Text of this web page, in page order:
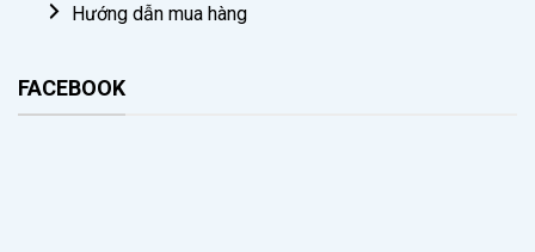
Hướng dẫn mua hàng
FACEBOOK